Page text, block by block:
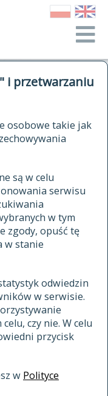
i przetwarzaniu
osobowe takie jak
są w celu
serwisu
w tym
zgody, opuść tę
w stanie
odwiedzin
w serwisie.
czy nie. W celu
przycisk
w Polityce
SŁOWNIK